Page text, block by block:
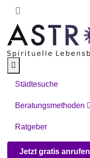
Städtesuche
Beratungsmethoden
Ratgeber
Jetzt gratis anrufen